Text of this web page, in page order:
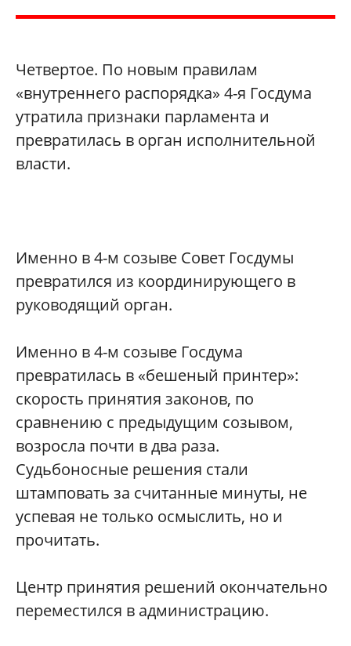
Четвертое. По новым правилам
«внутреннего распорядка» 4-я Госдума
утратила признаки парламента и
превратилась в орган исполнительной
власти.
Именно в 4-м созыве Совет Госдумы
превратился из координирующего в
руководящий орган.
Именно в 4-м созыве Госдума
превратилась в «бешеный принтер»:
скорость принятия законов, по
сравнению с предыдущим созывом,
возросла почти в два раза.
Судьбоносные решения стали
штамповать за считанные минуты, не
успевая не только осмыслить, но и
прочитать.
Центр принятия решений окончательно
переместился в администрацию.